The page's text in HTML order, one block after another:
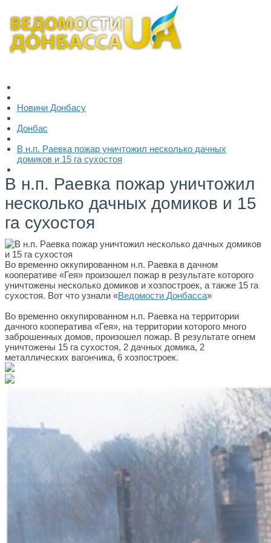
Новини Донбасу
Донбас
В н.п. Раевка пожар уничтожил несколько дачных
домиков и 15 га сухостоя
В н.п. Раевка пожар уничтожил
несколько дачных домиков и 15
га сухостоя
Во временно оккупированном н.п. Раевка в дачном
кооперативе «Гея» произошел пожар в результате которого
уничтожены несколько домиков и хозпостроек, а также 15 га
сухостоя. Вот что узнали «Ведомости Донбасса»
Во временно оккупированном н.п. Раевка на территории
дачного кооператива «Гея», на территории которого много
заброшенных домов, произошел пожар. В результате огнем
уничтожены 15 га сухостоя, 2 дачных домика, 2
металлических вагончика, 6 хозпостроек.